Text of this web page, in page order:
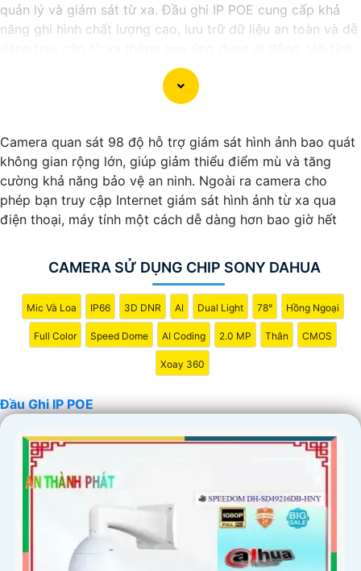
quản lý và giám sát từ xa. Đầu ghi IP POE cung cấp khả
năng ghi hình chất lượng cao, lưu trữ dữ liệu an toàn và dễ
năng linh hoạt và dễ dàng tích hợp vào hệ thống mạng
hiện có. Hãy trải nghiệm ngay Đầu ghi IP POE với chất
lượng cao mà giá cả phải chăng ngay hôm nay.
Camera quan sát 98 độ hỗ trợ giám sát hình ảnh bao quát
không gian rộng lớn, giúp giảm thiểu điểm mù và tăng
cường khả năng bảo vệ an ninh. Ngoài ra camera cho
phép bạn truy cập Internet giám sát hình ảnh từ xa qua
điện thoại, máy tính một cách dễ dàng hơn bao giờ hết
CAMERA SỬ DỤNG CHIP SONY DAHUA
Mic Và Loa IP66 3D DNR AI Dual Light 78° Hồng Ngoại
Full Color Speed Dome AI Coding 2.0 MP Thân CMOS
Xoay 360
Đầu Ghi IP POE